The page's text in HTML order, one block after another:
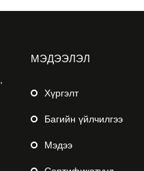
МЭДЭЭЛЭЛ
Хүргэлт
Багийн үйлчилгээ
Мэдээ